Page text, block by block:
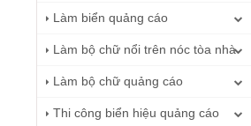
Làm biển quảng cáo
Làm bộ chữ nổi trên nóc tòa nhà
Làm bộ chữ quảng cáo
Thi công biển hiệu quảng cáo